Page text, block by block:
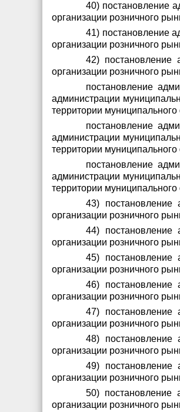
40) постановление
организации розничного
41) постановление
организации розничного
42) постановление
организации розничного
постановление
администрации
территории
постановление
администрации
территории
постановление
администрации
территории
43)
организации розничного
44)
организации розничного
45)
организации розничного
46)
организации розничного
47)
организации розничного
48)
организации розничного
49)
организации розничного
50) постановление
организации розничного